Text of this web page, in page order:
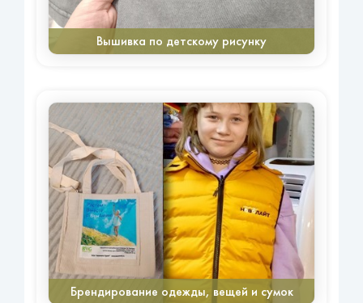
Вышивка по детскому рисунку
Брендирование одежды, вещей и сумок